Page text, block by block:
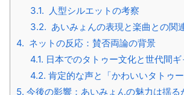
3.1. 人型シルエットの考察
3.2. あいみょんの表現と楽曲との関
4. ネットの反応：賛否両論の背景
4.1. 日本でのタトゥー文化と世代間
4.2. 肯定的な声と「かわいいタトゥ
5. 今後の影響：あいみょんの魅力は揺る